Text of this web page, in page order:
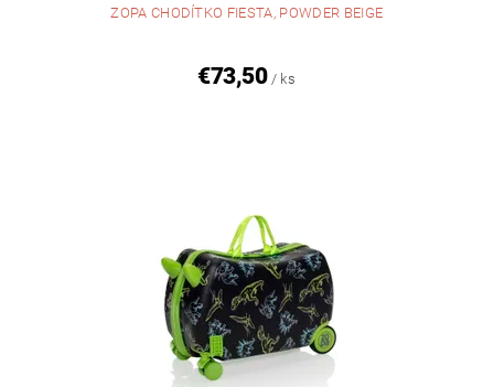
ZOPA CHODÍTKO FIESTA, POWDER BEIGE
€73,50 / ks